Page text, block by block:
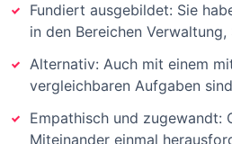
Fundiert ausgebildet: Sie
in den Bereichen
Alternativ: Auch mit einem
vergleichbaren Aufgaben
Empathisch und zugewandt:
Miteinander einmal